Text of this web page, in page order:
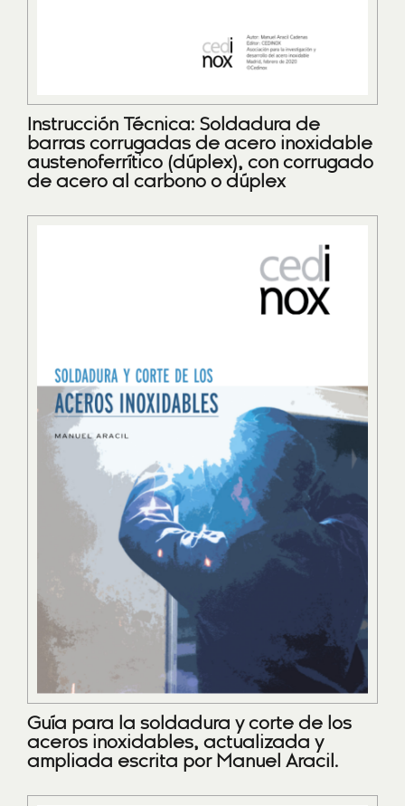
Instrucción Técnica: Soldadura de
barras corrugadas de acero inoxidable
austenoferrítico (dúplex), con corrugado
de acero al carbono o dúplex
Guía para la soldadura y corte de los
aceros inoxidables, actualizada y
ampliada escrita por Manuel Aracil.